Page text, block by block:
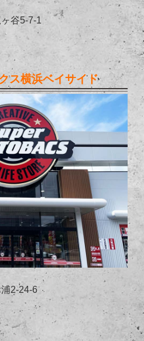
谷5-7-1
ス横浜ベイサイド
2-24-6